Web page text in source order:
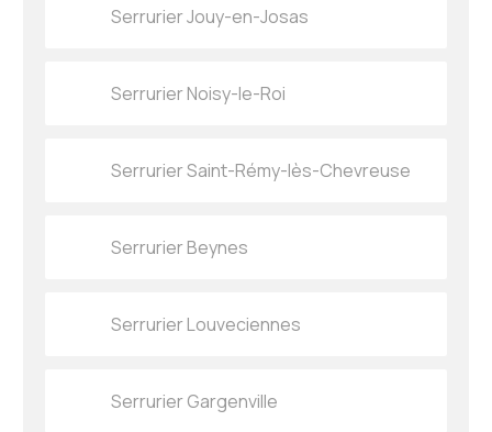
Serrurier Jouy-en-Josas
Serrurier Noisy-le-Roi
Serrurier Saint-Rémy-lès-Chevreuse
Serrurier Beynes
Serrurier Louveciennes
Serrurier Gargenville